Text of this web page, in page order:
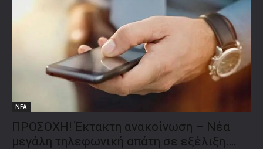
ΝΕΑ
ΠΡΟΣΟΧΗ! Έκτακτη ανακοίνωση – Νέα
μεγάλη τηλεφωνική απάτη σε εξέλιξη….